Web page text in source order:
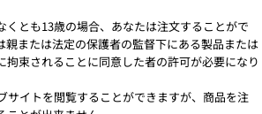
くとも13歳の場合、あなたは注文することがで
親または法定の保護者の監督下にある製品または
拘束されることに同意した者の許可が必要になり
サイトを閲覧することができますが、商品を注